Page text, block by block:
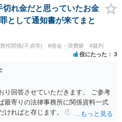
切れ金だと思っていたお金
として通知書が来てまと
性関係(不貞等) #借金・浪費癖 #裁判
役にたった 3
り回答させていただきます。 ご参考
最寄りの法律事務所に関係資料一式
ければと存じます。 ① このLINEの